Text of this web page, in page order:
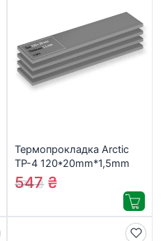
Термопрокладка Arctic
TP-4 120*20mm*1,5mm
4шт (ACTPD00067)
576₴
547 ₴